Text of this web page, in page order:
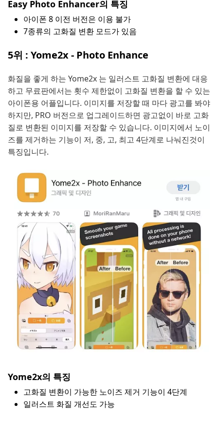
Easy Photo Enhancer의 특징
아이폰 8 이전 버전은 이용 불가
7종류의 고화질 변환 모드가 있음
5위 : Yome2x - Photo Enhance
화질을 좋게 하는 Yome2x 는 일러스트 고화질 변환에 대응
하고 무료판에서는 횟수 제한없이 고화질 변환을 할 수 있는
아이폰용 어플입니다. 이미지를 저장할 때 마다 광고를 봐야
하지만, PRO 버전으로 업그레이드하면 광고없이 바로 고화
질로 변환된 이미지를 저장할 수 있습니다. 이미지에서 노이
즈를 제거하는 기능이 저, 중, 고, 최고 4단계로 나눠진것이
특징입니다.
Yome2x의 특징
고화질 변환이 가능한 노이즈 제거 기능이 4단계
일러스트 화질 개선도 가능